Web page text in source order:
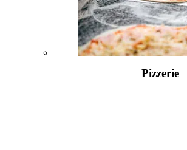
Pizzerie